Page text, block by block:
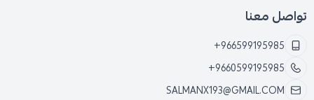
تواصل معنا
+966599195985
+9660599195985
SALMANX193@GMAIL.COM